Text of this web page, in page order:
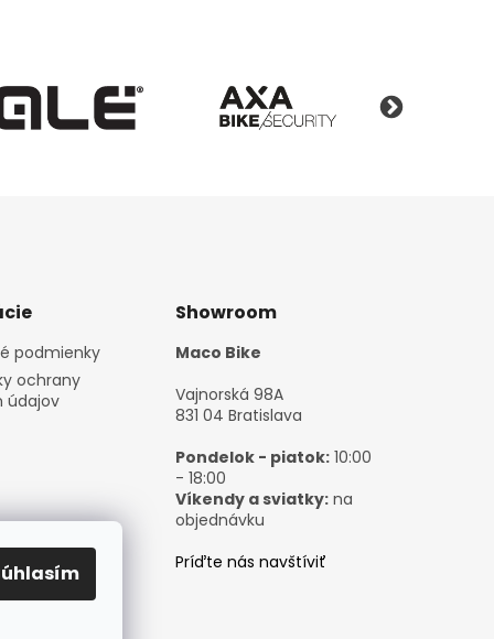
podmienky
ochrany
údajov
Showroom
Maco Bike
Vajnorská 98A
831 04 Bratislava
Pondelok - piatok: 10:00
- 18:00
Víkendy a sviatky: na
objednávku
Príďte nás navštíviť